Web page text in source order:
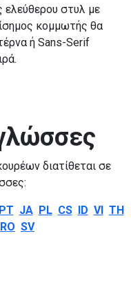
ελεύθερου στυλ με
κομμωτής θα
ή Sans-Serif
διατίθεται σε
PT JA PL CS ID VI TH
RO SV